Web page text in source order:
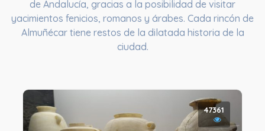
de Andalucía, gracias a la posibilidad de visitar
yacimientos fenicios, romanos y árabes. Cada rincón de
Almuñécar tiene restos de la dilatada historia de la
ciudad.
47361